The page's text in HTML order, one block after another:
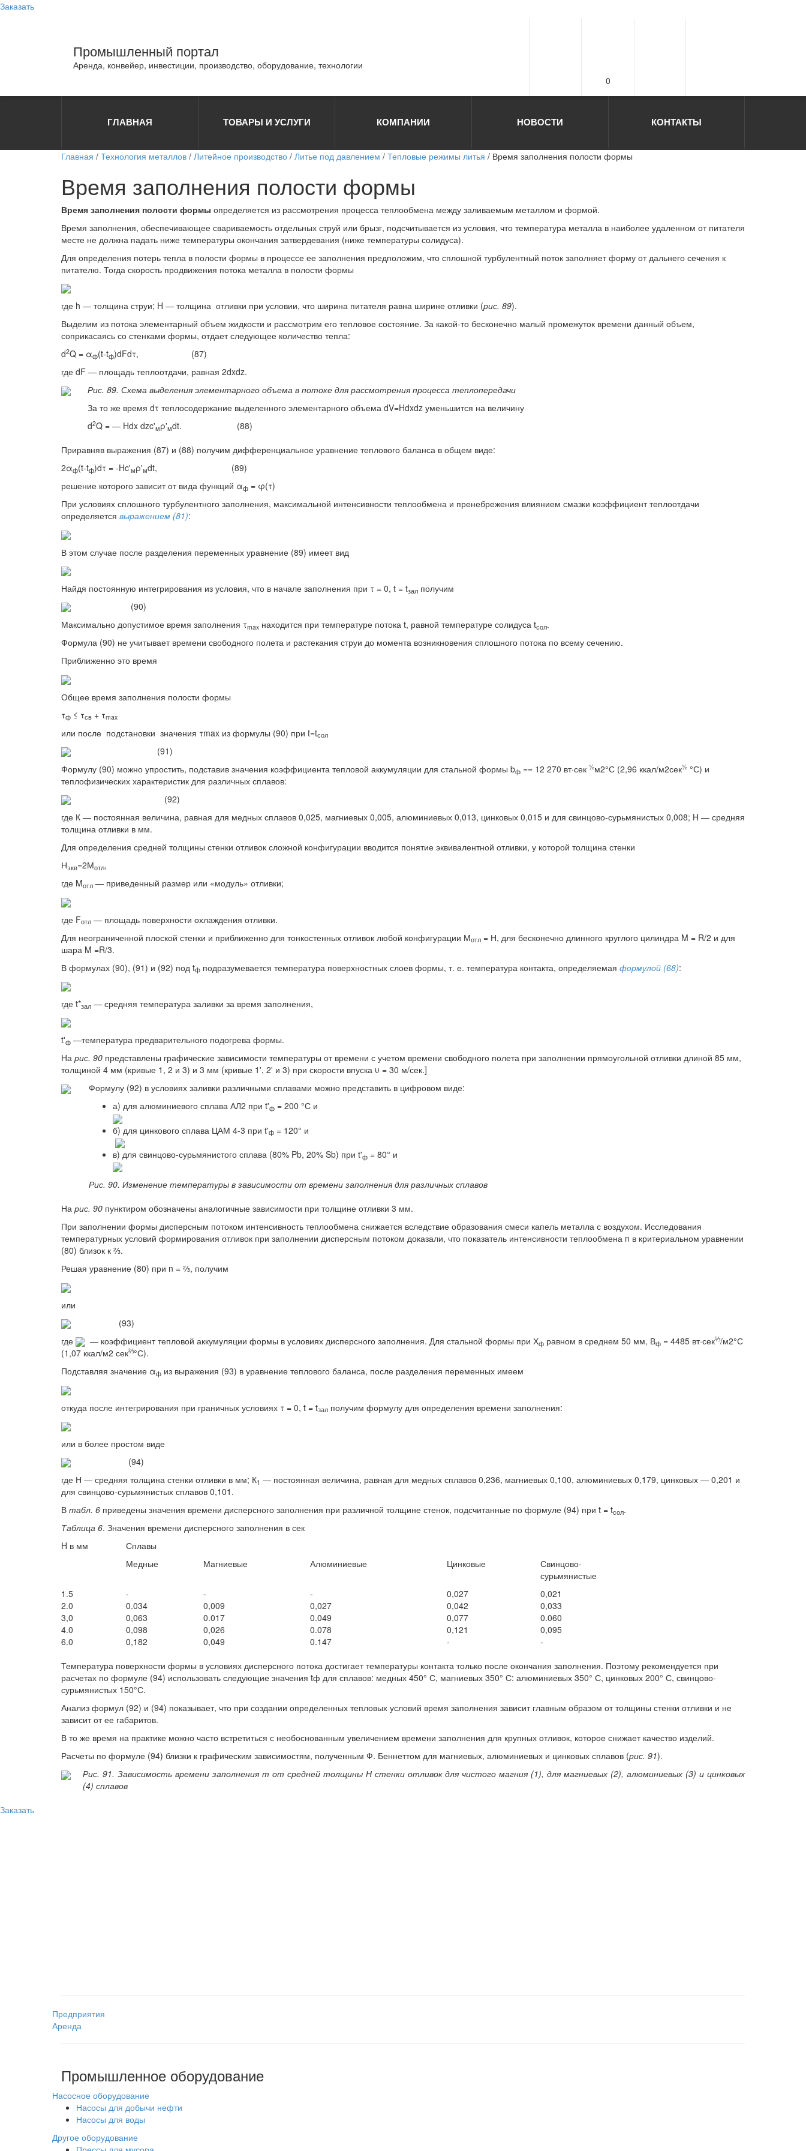
Заказать
Промышленный портал
Аренда, конвейер, инвестиции, производство, оборудование, технологии
0
ГЛАВНАЯ ТОВАРЫ И УСЛУГИ КОМПАНИИ НОВОСТИ КОНТАКТЫ
Главная / Технология металлов / Литейное производство / Литье под давлением / Тепловые режимы литья / Время заполнения полости формы
Время заполнения полости формы
Время заполнения полости формы определяется из рассмотрения процесса теплообмена между заливаемым металлом и формой.
Время заполнения, обеспечивающее свариваемость отдельных струй или брызг, подсчитывается из условия, что температура металла в наиболее удаленном от питателя
месте не должна падать ниже температуры окончания затвердевания (ниже температуры солидуса).
Для определения потерь тепла в полости формы в процессе ее заполнения предположим, что сплошной турбулентный поток заполняет форму от дальнего сечения к
питателю. Тогда скорость продвижения потока металла в полости формы
где h — толщина струи; H — толщина отливки при условии, что ширина питателя равна ширине отливки (рис. 89).
Выделим из потока элементарный объем жидкости и рассмотрим его тепловое состояние. За какой-то бесконечно малый промежуток времени данный объем,
соприкасаясь со стенками формы, отдает следующее количество тепла:
d2Q = αф(t-tф)dFdτ, (87)
где dF — площадь теплоотдачи, равная 2dxdz.
Рис. 89. Схема выделения элементарного объема в потоке для рассмотрения процесса теплопередачи
За то же время dτ теплосодержание выделенного элементарного объема dV=Hdxdz уменьшится на величину
d2Q = — Hdx dzc'мρ'мdt. (88)
Приравняв выражения (87) и (88) получим дифференциальное уравнение теплового баланса в общем виде:
2αф(t-tф)dτ = -Hc'мρ'мdt, (89)
решение которого зависит от вида функций αф = φ(τ)
При условиях сплошного турбулентного заполнения, максимальной интенсивности теплообмена и пренебрежения влиянием смазки коэффициент теплоотдачи
определяется выражением (81):
В этом случае после разделения переменных уравнение (89) имеет вид
Найдя постоянную интегрирования из условия, что в начале заполнения при τ = 0, t = tзал получим
(90)
Максимально допустимое время заполнения τmax находится при температуре потока t, равной температуре солидуса tсол.
Формула (90) не учитывает времени свободного полета и растекания струи до момента возникновения сплошного потока по всему сечению.
Приближенно это время
Общее время заполнения полости формы
τф ≤ τсв + τmax
или после подстановки значения τmax из формулы (90) при t=tсол
(91)
Формулу (90) можно упростить, подставив значения коэффициента тепловой аккумуляции для стальной формы bф == 12 270 вт·сек ½м2°С (2,96 ккал/м2сек½ °С) и
теплофизических характеристик для различных сплавов:
(92)
где К — постоянная величина, равная для медных сплавов 0,025, магниевых 0,005, алюминиевых 0,013, цинковых 0,015 и для свинцово-сурьмянистых 0,008; H — средняя
толщина отливки в мм.
Для определения средней толщины стенки отливок сложной конфигурации вводится понятие эквивалентной отливки, у которой толщина стенки
Нэкв=2Мотл,
где Mотл — приведенный размер или «модуль» отливки;
где Fотл — площадь поверхности охлаждения отливки.
Для неограниченной плоской стенки и приближенно для тонкостенных отливок любой конфигурации Мотл = Н, для бесконечно длинного круглого цилиндра M = R/2 и для
шара M =R/3.
В формулах (90), (91) и (92) под tф подразумевается температура поверхностных слоев формы, т. е. температура контакта, определяемая формулой (68):
где t*зал — средняя температура заливки за время заполнения,
t'ф —температура предварительного подогрева формы.
На рис. 90 представлены графические зависимости температуры от времени с учетом времени свободного полета при заполнении прямоугольной отливки длиной 85 мм,
толщиной 4 мм (кривые 1, 2 и 3) и 3 мм (кривые 1', 2' и 3) при скорости впуска υ = 30 м/сек.]
Формулу (92) в условиях заливки различными сплавами можно представить в цифровом виде:
а) для алюминиевого сплава АЛ2 при t'ф = 200 °С и
б) для цинкового сплава ЦАМ 4-3 при t'ф = 120° и
в) для свинцово-сурьмянистого сплава (80% Pb, 20% Sb) при t'ф = 80° и
Рис. 90. Изменение температуры в зависимости от времени заполнения для различных сплавов
На рис. 90 пунктиром обозначены аналогичные зависимости при толщине отливки 3 мм.
При заполнении формы дисперсным потоком интенсивность теплообмена снижается вследствие образования смеси капель металла с воздухом. Исследования
температурных условий формирования отливок при заполнении дисперсным потоком доказали, что показатель интенсивности теплообмена n в критериальном уравнении
(80) близок к ⅔.
Решая уравнение (80) при n = ⅔, получим
или
(93)
где
— коэффициент тепловой аккумуляции формы в условиях дисперсного заполнения. Для стальной формы при Хф равном в среднем 50 мм, Вф = 4485 вт·сек⅓/м2°С
(1,07 ккал/м2 сек⅔°С).
Подставляя значение αф из выражения (93) в уравнение теплового баланса, после разделения переменных имеем
откуда после интегрирования при граничных условиях τ = 0, t = tзал получим формулу для определения времени заполнения:
или в более простом виде
(94)
где Н — средняя толщина стенки отливки в мм; К1 — постоянная величина, равная для медных сплавов 0,236, магниевых 0,100, алюминиевых 0,179, цинковых — 0,201 и
для свинцово-сурьмянистых сплавов 0,101.
В табл. 6 приведены значения времени дисперсного заполнения при различной толщине стенок, подсчитанные по формуле (94) при t = tсол.
Таблица 6. Значения времени дисперсного заполнения в сек
H в мм
Сплавы
Медные
Магниевые Алюминиевые Цинковые
Свинцово-
сурьмянистые
1.5
2.0
3,0
4.0
6.0
-
0.034
0,063
0,098
0,182
-
0,009
0.017
0,026
0,049
-
0,027
0.049
0.078
0.147
0,027
0,042
0,077
0,121
-
0,021
0,033
0.060
0,095
-
Температура поверхности формы в условиях дисперсного потока достигает температуры контакта только после окончания заполнения. Поэтому рекомендуется при
расчетах по формуле (94) использовать следующие значения tф для сплавов: медных 450° С, магниевых 350° С: алюминиевых 350° С, цинковых 200° С, свинцово-
сурьмянистых 150°С.
Анализ формул (92) и (94) показывает, что при создании определенных тепловых условий время заполнения зависит главным образом от толщины стенки отливки и не
зависит от ее габаритов.
В то же время на практике можно часто встретиться с необоснованным увеличением времени заполнения для крупных отливок, которое снижает качество изделий.
Расчеты по формуле (94) близки к графическим зависимостям, полученным Ф. Беннеттом для магниевых, алюминиевых и цинковых сплавов (рис. 91).
Рис. 91. Зависимость времени заполнения т от средней толщины Н стенки отливок для чистого магния (1), для магниевых (2), алюминиевых (3) и цинковых
(4) сплавов
Заказать
Предприятия
Аренда
Промышленное оборудование
Насосное оборудование
Насосы для добычи нефти
Насосы для воды
Другое оборудование